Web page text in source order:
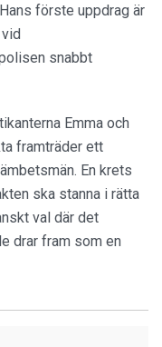
förste uppdrag är
snabbt
Emma och
framträder ett
En krets
ska stanna i rätta
val där det
drar fram som en